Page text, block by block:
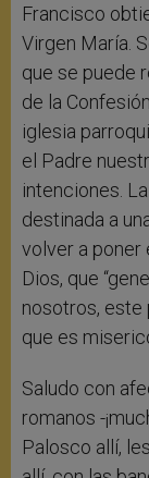
Francisco
Virgen María.
que se puede
de la
iglesia
el Padre
intenciones.
destinada a
volver a poner
Dios, que
nosotros, este
que es
Saludo con
romanos -
Palosco allí,